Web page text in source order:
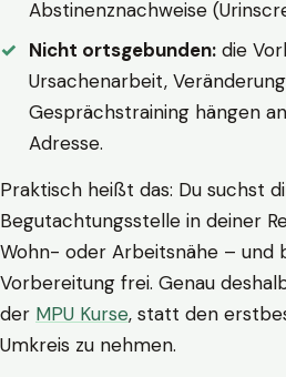
Abstinenznachweise
Nicht ortsgebunden: die
Ursachenarbeit,
Gesprächstraining hängen
Adresse.
Praktisch heißt das: Du suchst
Begutachtungsstelle in deiner
Wohn- oder Arbeitsnähe – und
Vorbereitung frei. Genau
der MPU Kurse, statt den
Umkreis zu nehmen.